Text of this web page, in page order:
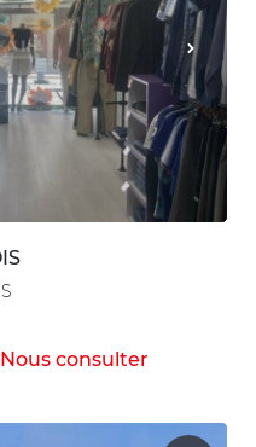
Nous consulter